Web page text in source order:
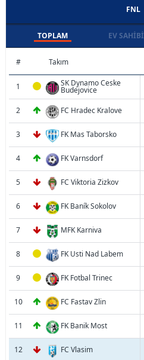
FNL
TOPLAM EV SAHIBI
# Takım
1 SK Dynamo Ceske
Budejovice
2 FC Hradec Kralove
3 FK Mas Taborsko
4 FK Varnsdorf
5 FC Viktoria Zizkov
6 FK Baník Sokolov
7 MFK Karniva
8 FK Usti Nad Labem
9 FK Fotbal Trinec
10 FC Fastav Zlin
11 FK Banik Most
12 FC Vlasim